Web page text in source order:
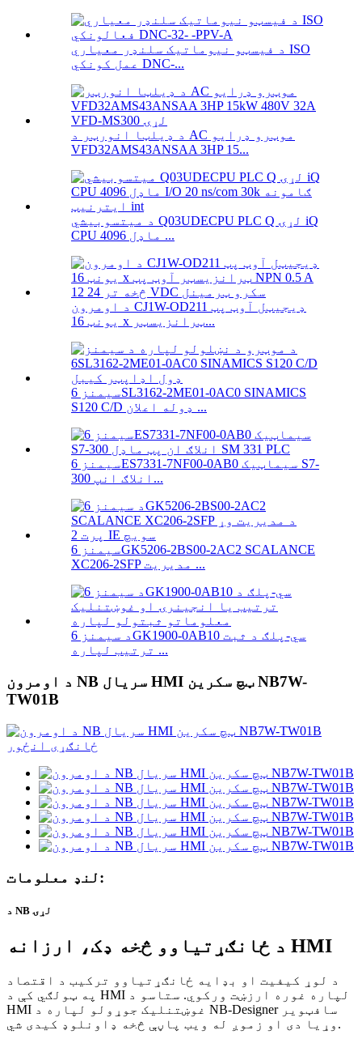
د فیسټو نیوماتیک سلنډر معیاري ISO
عمل کونکي DNC-...
د ډیلټا انورټر د AC موټرو ډرایو
VFD32AMS43ANSAA 3HP 15...
د میتسوبیشي Q03UDECPU PLC Q لړۍ iQ
CPU ماډل 4096 ...
د اومرون CJ1W-OD211 ډیجیټل آوټ پټ
یونټ 16 x ټرانزیسټر...
سیمنز 6SL3162-2ME01-0AC0 SINAMICS
S120 C/D ډوله اعلان ...
سیمنز 6ES7331-7NF00-0AB0 سیماټیک S7-
300 انلاګ انپ...
سیمنز 6GK5206-2BS00-2AC2 SCALANCE
XC206-2SFP مدیریت ...
د سیمنز 6GK1900-0AB10 سي-پلګ د ثبت
ترتیب لپاره ...
د اومرون NB سریال HMI ټچ سکرین NB7W-
TW01B
لنډ معلومات:
د NB لړۍ
د ځانګړتیاوو څخه ډک، ارزانه HMI
د لوړ کیفیت او بډایه ځانګړتیاوو ترکیب د اقتصاد
په ټولګي کې د HMI لپاره غوره ارزښت ورکوي. ستاسو د
HMI غوښتنلیک جوړولو لپاره د NB-Designer سافټویر
وړیا دی او زموږ له ویب پاڼې څخه ډاونلوډ کیدی شي.